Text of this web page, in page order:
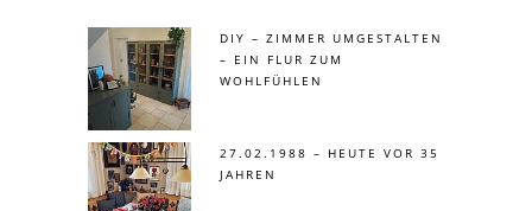
DIY – ZIMMER UMGESTALTEN
– EIN FLUR ZUM
WOHLFÜHLEN
27.02.1988 – HEUTE VOR 35
JAHREN